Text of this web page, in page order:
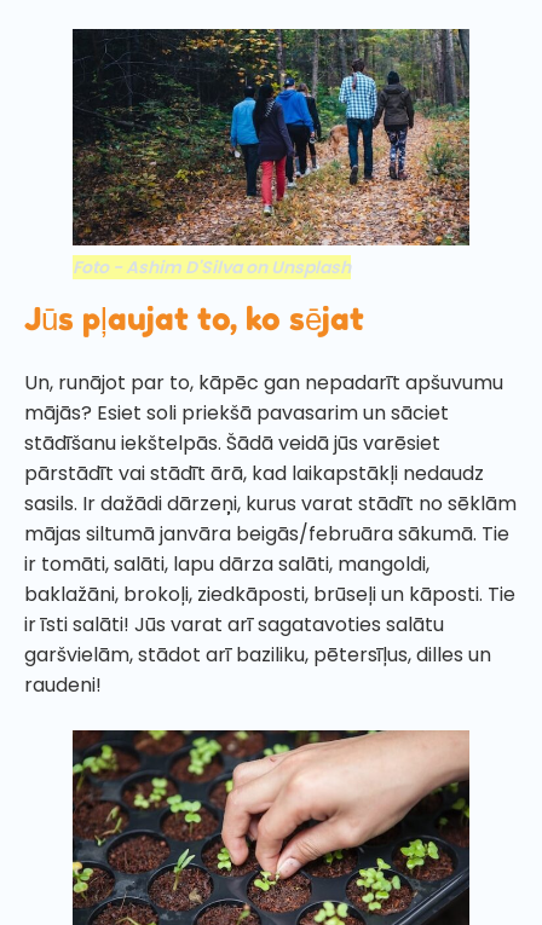
Foto - Ashim D'Silva on Unsplash
Jūs pļaujat to, ko sējat
Un, runājot par to, kāpēc gan nepadarīt apšuvumu
mājās? Esiet soli priekšā pavasarim un sāciet
stādīšanu iekštelpās. Šādā veidā jūs varēsiet
pārstādīt vai stādīt ārā, kad laikapstākļi nedaudz
sasils. Ir dažādi dārzeņi, kurus varat stādīt no sēklām
mājas siltumā janvāra beigās/februāra sākumā. Tie
ir tomāti, salāti, lapu dārza salāti, mangoldi,
baklažāni, brokoļi, ziedkāposti, brūseļi un kāposti. Tie
ir īsti salāti! Jūs varat arī sagatavoties salātu
garšvielām, stādot arī baziliku, pētersīļus, dilles un
raudeni!